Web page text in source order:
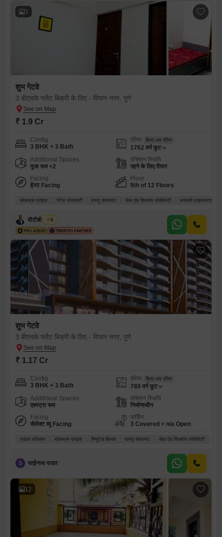
3
शुभ गेटवे
3 बीएचके फ्लैट बिक्री के लिए - विमान नगर, पुणे
₹ 1.9 Cr
Config
3 BHK + 3 Bath
एरिया बिल्ट-अप एरिया
1762 वर्ग फुट
Additional Spaces
पूजा रूम +2
पॉसेशन स्थिति
रहने के लिए तैयार
Facing
ईस्ट Facing
Floor
9th of 12 Floors
ब्रेकथ्रू प्राइस गेटेड सोसायटी वास्तु कंप्लायंट सेफ़ एंड सिक्योर लोकैलिटी लक्जरी लाइफस्टाइल
वीटीबी रियल्टी
5
शुभ गेटवे
3 बीएचके फ्लैट बिक्री के लिए - विमान नगर, पुणे
₹ 1.17 Cr
Config
3 BHK + 3 Bath
एरिया बिल्ट-अप एरिया
789 वर्ग फुट
Additional Spaces
एक्स्ट्रा रूम
पॉसेशन स्थिति
निर्माणाधीन
Facing
सेलेक्ट व्यू Facing
पार्किंग
3 Covered + n/a Open
प्राइम लोकेशन ब्रेकथ्रू प्राइस रिप्यूटेड बिल्डर वास्तु कंप्लायंट सेफ़ एंड सिक्योर लोकैलिटी
S साईनाथ राउत
12